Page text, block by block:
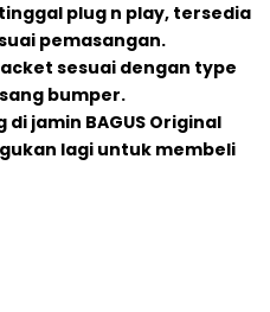
plug n play, tersedia
pemasangan.
sesuai dengan type
bumper.
jamin BAGUS Original
lagi untuk membeli